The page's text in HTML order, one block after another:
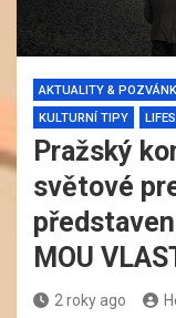
AKTUALITY &
KULTURNÍ TIPY
Pražský
světové
MOU
2 roky ago